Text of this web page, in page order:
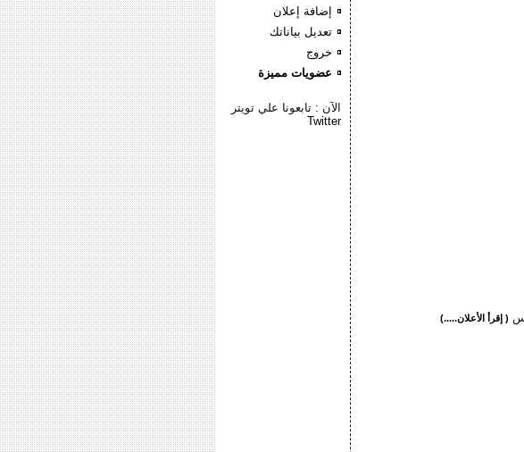
إضافة إعلان
تعديل بياناتك
خروج
عضويات مميزة
الآن : تابعونا علي تويتر
Twitter
( إقرأ الأعلان.....)